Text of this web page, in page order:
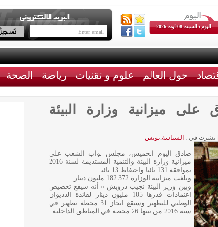
اليوم : السبت 08 اوت 2026
حول العالم علوم و تقنيات رياضة الصحة
ميزانية وزارة البيئة
| نشرت في : السياسة,تونس
صادق اليوم الخميس، مجلس نواب الشعب على
ميزانية وزارة البيئة والتنمية المستديمة لسنة 2016
بموافقة 131 نائبا واحتفاظ 13 نائبا.
وبلغت ميزانية الوزارة 182.372 مليون دينار.
وبين وزير البيئة نجيب درويش » أنه سيقع تخصيص
اعتمادات قدرها 105 مليون دينار لفائدة الدديوان
الوطني للتطهير وسيقع انجاز 31 محطة تطهير في
سنة 2016 من بينها 26 محطة في المناطق الداخلية.